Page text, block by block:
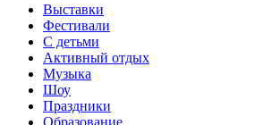
Выставки
Фестивали
С детьми
Активный отдых
Музыка
Шоу
Праздники
Образование